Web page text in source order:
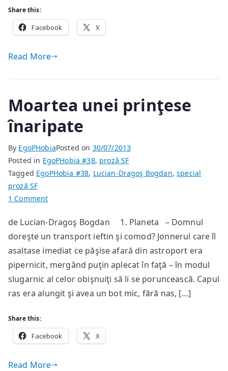
Share this:
Facebook X
Read More
Moartea unei prinţese
înaripate
By EgoPHobiaPosted on 30/07/2013
Posted in EgoPHobia #38, proză SF
Tagged EgoPHobia #38, Lucian-Dragoş Bogdan,special
proză SF
1 Commenton
unei
prinţese
înaripate
de Lucian-Dragoş Bogdan 1. Planeta – Domnul
doreşte un transport ieftin şi comod? Jonnerul care îl
asaltase imediat ce păşise afară din astroport era
pipernicit, mergând puţin aplecat în faţă – în modul
slugarnic al celor obişnuiţi să li se poruncească. Capul
ras era alungit şi avea un bot mic, fără nas, […]
Share this:
Facebook X
Read More